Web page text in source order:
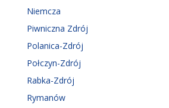
Niemcza
Piwniczna Zdrój
Polanica-Zdrój
Połczyn-Zdrój
Rabka-Zdrój
Rymanów